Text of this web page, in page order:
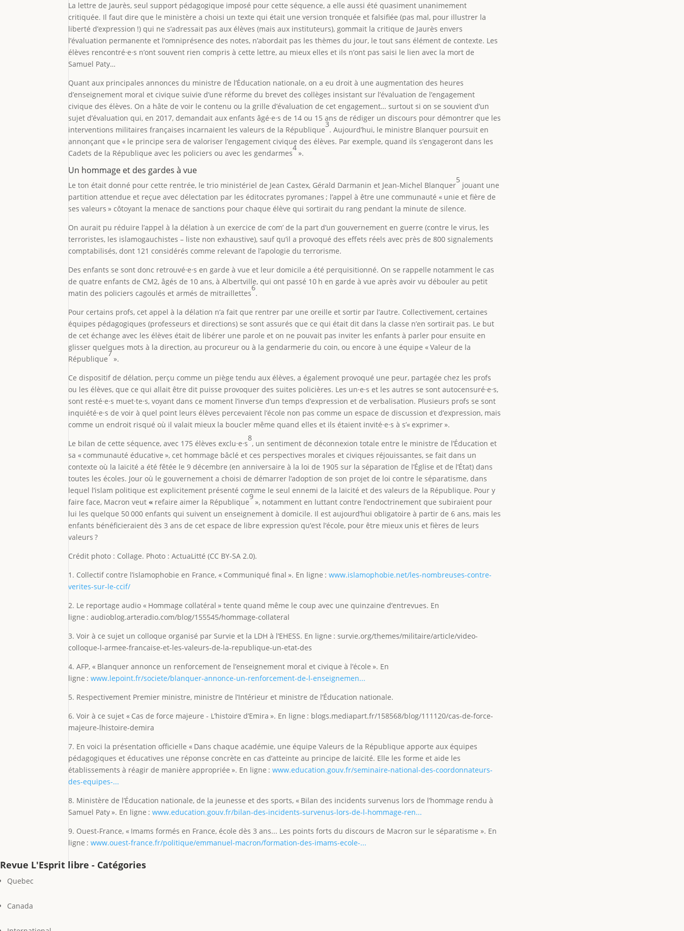
La lettre de Jaurès, seul support pédagogique imposé pour cette séquence, a elle aussi été quasiment unanimement
critiquée. Il faut dire que le ministère a choisi un texte qui était une version tronquée et falsifiée (pas mal, pour illustrer la
liberté d’expression !) qui ne s’adressait pas aux élèves (mais aux instituteurs), gommait la critique de Jaurès envers
l’évaluation permanente et l’omniprésence des notes, n’abordait pas les thèmes du jour, le tout sans élément de contexte. Les
élèves rencontré·e·s n’ont souvent rien compris à cette lettre, au mieux elles et ils n’ont pas saisi le lien avec la mort de
Samuel Paty…
Quant aux principales annonces du ministre de l’Éducation nationale, on a eu droit à une augmentation des heures
d’enseignement moral et civique suivie d’une réforme du brevet des collèges insistant sur l’évaluation de l’engagement
civique des élèves. On a hâte de voir le contenu ou la grille d’évaluation de cet engagement… surtout si on se souvient d’un
sujet d’évaluation qui, en 2017, demandait aux enfants âgé·e·s de 14 ou 15 ans de rédiger un discours pour démontrer que les
interventions militaires françaises incarnaient les valeurs de la République
3
. Aujourd’hui, le ministre Blanquer poursuit en
annonçant que « le principe sera de valoriser l’engagement civique des élèves. Par exemple, quand ils s’engageront dans les
Cadets de la République avec les policiers ou avec les gendarmes
4
».
Un hommage et des gardes à vue
Le ton était donné pour cette rentrée, le trio ministériel de Jean Castex, Gérald Darmanin et Jean-Michel Blanquer
5
jouant une
partition attendue et reçue avec délectation par les éditocrates pyromanes ; l’appel à être une communauté « unie et fière de
ses valeurs » côtoyant la menace de sanctions pour chaque élève qui sortirait du rang pendant la minute de silence.
On aurait pu réduire l’appel à la délation à un exercice de com’ de la part d’un gouvernement en guerre (contre le virus, les
terroristes, les islamogauchistes – liste non exhaustive), sauf qu’il a provoqué des effets réels avec près de 800 signalements
comptabilisés, dont 121 considérés comme relevant de l’apologie du terrorisme.
Des enfants se sont donc retrouvé·e·s en garde à vue et leur domicile a été perquisitionné. On se rappelle notamment le cas
de quatre enfants de CM2, âgés de 10 ans, à Albertville, qui ont passé 10 h en garde à vue après avoir vu débouler au petit
matin des policiers cagoulés et armés de mitraillettes
6
.
Pour certains profs, cet appel à la délation n’a fait que rentrer par une oreille et sortir par l’autre. Collectivement, certaines
équipes pédagogiques (professeurs et directions) se sont assurés que ce qui était dit dans la classe n’en sortirait pas. Le but
de cet échange avec les élèves était de libérer une parole et on ne pouvait pas inviter les enfants à parler pour ensuite en
glisser quelques mots à la direction, au procureur ou à la gendarmerie du coin, ou encore à une équipe « Valeur de la
République
7
».
Ce dispositif de délation, perçu comme un piège tendu aux élèves, a également provoqué une peur, partagée chez les profs
ou les élèves, que ce qui allait être dit puisse provoquer des suites policières. Les un·e·s et les autres se sont autocensuré·e·s,
sont resté·e·s muet·te·s, voyant dans ce moment l’inverse d’un temps d’expression et de verbalisation. Plusieurs profs se sont
inquiété·e·s de voir à quel point leurs élèves percevaient l’école non pas comme un espace de discussion et d’expression, mais
comme un endroit risqué où il valait mieux la boucler même quand elles et ils étaient invité·e·s à s’« exprimer ».
Le bilan de cette séquence, avec 175 élèves exclu·e·s
8
, un sentiment de déconnexion totale entre le ministre de l’Éducation et
sa « communauté éducative », cet hommage bâclé et ces perspectives morales et civiques réjouissantes, se fait dans un
contexte où la laïcité a été fêtée le 9 décembre (en anniversaire à la loi de 1905 sur la séparation de l’Église et de l’État) dans
toutes les écoles. Jour où le gouvernement a choisi de démarrer l’adoption de son projet de loi contre le séparatisme, dans
lequel l’islam politique est explicitement présenté comme le seul ennemi de la laïcité et des valeurs de la République. Pour y
faire face, Macron veut « refaire aimer la République
9
», notamment en luttant contre l’endoctrinement que subiraient pour
lui les quelque 50 000 enfants qui suivent un enseignement à domicile. Il est aujourd’hui obligatoire à partir de 6 ans, mais les
enfants bénéficieraient dès 3 ans de cet espace de libre expression qu’est l’école, pour être mieux unis et fières de leurs
valeurs ?
Crédit photo : Collage. Photo : ActuaLitté (CC BY-SA 2.0).
1. Collectif contre l’islamophobie en France, « Communiqué final ». En ligne :www.islamophobie.net/les-nombreuses-contre-
verites-sur-le-ccif/
2. Le reportage audio « Hommage collatéral » tente quand même le coup avec une quinzaine d’entrevues. En
ligne : audioblog.arteradio.com/blog/155545/hommage-collateral
3. Voir à ce sujet un colloque organisé par Survie et la LDH à l’EHESS. En ligne : survie.org/themes/militaire/article/video-
colloque-l-armee-francaise-et-les-valeurs-de-la-republique-un-etat-des
4. AFP, « Blanquer annonce un renforcement de l’enseignement moral et civique à l’école ». En
ligne :www.lepoint.fr/societe/blanquer-annonce-un-renforcement-de-l-enseignemen...
5. Respectivement Premier ministre, ministre de l’Intérieur et ministre de l’Éducation nationale.
6. Voir à ce sujet « Cas de force majeure - L’histoire d’Emira ». En ligne : blogs.mediapart.fr/158568/blog/111120/cas-de-force-
majeure-lhistoire-demira
7. En voici la présentation officielle « Dans chaque académie, une équipe Valeurs de la République apporte aux équipes
pédagogiques et éducatives une réponse concrète en cas d’atteinte au principe de laïcité. Elle les forme et aide les
établissements à réagir de manière appropriée ». En ligne :www.education.gouv.fr/seminaire-national-des-coordonnateurs-
des-equipes-...
8. Ministère de l’Éducation nationale, de la jeunesse et des sports, « Bilan des incidents survenus lors de l’hommage rendu à
Samuel Paty ». En ligne :www.education.gouv.fr/bilan-des-incidents-survenus-lors-de-l-hommage-ren...
9. Ouest-France, « Imams formés en France, école dès 3 ans... Les points forts du discours de Macron sur le séparatisme ». En
ligne :www.ouest-france.fr/politique/emmanuel-macron/formation-des-imams-ecole-...
Revue L'Esprit libre - Catégories
Quebec
Canada